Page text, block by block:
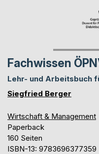
Fachwissen
Lehr- und Arbeitsbuch
Siegfried Berger
Wirtschaft & Management
Paperback
160 Seiten
ISBN-13: 9783696377359